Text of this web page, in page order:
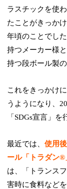
ラスチックを使
たことがきっか
年頃のことでし
持つメーカー様
持つ段ボール製
これをきっかけ
うようになり、
「SDGs宣言」を
最近では、使用
ール「トラダン®
は、「トランス
害時に食料など